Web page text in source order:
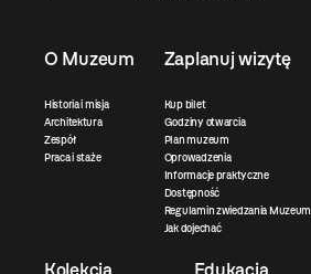
O Muzeum
Historia i misja
Architektura
Zespół
Praca i staże
Zaplanuj wizytę
Kup bilet
Godziny otwarcia
Plan muzeum
Oprowadzenia
Informacje praktyczne
Dostępność
Regulamin zwiedzania Muzeum
Jak dojechać
Kolekcja Edukacja